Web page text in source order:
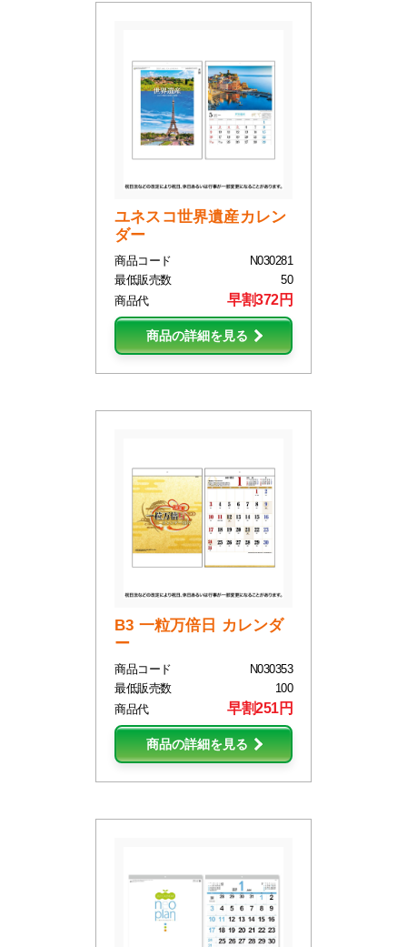
ユネスコ世界遺産カレン
ダー
商品コード
N030281
最低販売数
50
商品代
早割372円
商品の詳細を見る
B3 一粒万倍日 カレンダ
ー
商品コード
N030353
最低販売数
100
商品代
早割251円
商品の詳細を見る